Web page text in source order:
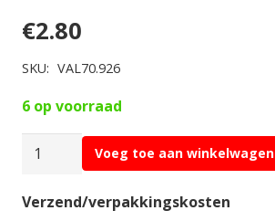
€2.80
SKU: VAL70.926
6 op voorraad
Vallejo
Color
Voeg toe aan winkelwagen
Verzend/verpakkingskosten